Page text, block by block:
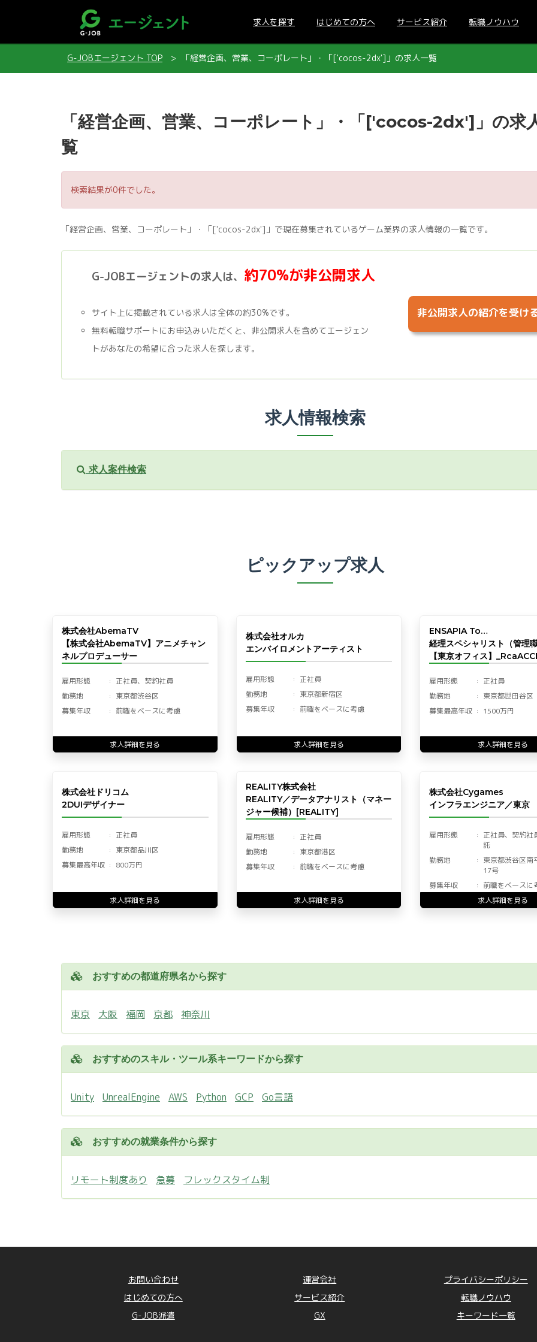
求人を探す はじめての方へ サービス紹介 転職ノウハウ
G-JOBエージェント TOP 「経営企画、営業、コーポレート」・「['cocos-2dx']」の求人一覧
「経営企画、営業、コーポレート」・「['cocos-2dx']」の求
覧
検索結果が0件でした。
「経営企画、営業、コーポレート」・「['cocos-2dx']」で現在募集されているゲーム業界の求人情報の一覧です。
G-JOBエージェントの求人は、 約70%が非公開求人
サイト上に掲載されている求人は全体の約30%です。
無料転職サポートにお申込みいただくと、非公開求人を含めてエージェン
トがあなたの希望に合った求人を探します。
非公開求人の紹介を受け
求人情報検索
求人案件検索
ピックアップ求人
株式会社AbemaTV
【株式会社AbemaTV】アニメチャン
ネルプロデューサー
雇用形態
正社員、契約社員
勤務地
東京都渋谷区
募集年収
前職をベースに考慮
求人詳細を見る
株式会社オルカ
エンバイロメントアーティスト
雇用形態
正社員
勤務地
東京都新宿区
募集年収
前職をベースに考慮
求人詳細を見る
ENSAPIA To…
経理スペシャリスト（管理
【東京オフィス】
雇用形態
正社員
勤務地
東京都世田谷区
募集最高年収
1500万円
求人詳細を見る
株式会社ドリコム
2DUIデザイナー
雇用形態
正社員
勤務地
東京都品川区
募集最高年収
800万円
求人詳細を見る
REALITY株式会社
REALITY／データアナリスト（マネー
ジャー候補）[REALITY]
雇用形態
正社員
勤務地
東京都港区
募集年収
前職をベースに考慮
求人詳細を見る
株式会社Cygames
インフラエンジニア／東京
雇用形態
正社員、契約社
託
勤務地
東京都渋谷区南
17号
募集年収
前職をベースに
求人詳細を見る
おすすめの都道府県名から探す
東京 大阪 福岡 京都 神奈川
おすすめのスキル・ツール系キーワードから探す
Unity UnrealEngine AWS Python GCP Go言語
おすすめの就業条件から探す
リモート制度あり 急募 フレックスタイム制
お問い合わせ 運営会社
プライバシーポリシー
はじめての方へ
サービス紹介
転職ノウハウ
G-JOB派遣
GX キーワード一覧